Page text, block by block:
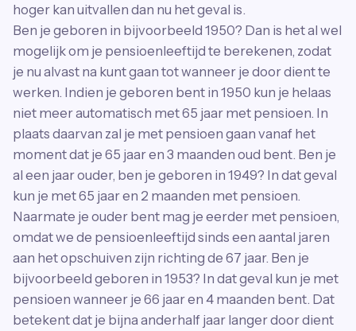
hoger kan uitvallen dan nu het geval is.
Ben je geboren in bijvoorbeeld 1950? Dan is het al wel
mogelijk om je pensioenleeftijd te berekenen, zodat
je nu alvast na kunt gaan tot wanneer je door dient te
werken. Indien je geboren bent in 1950 kun je helaas
niet meer automatisch met 65 jaar met pensioen. In
plaats daarvan zal je met pensioen gaan vanaf het
moment dat je 65 jaar en 3 maanden oud bent. Ben je
al een jaar ouder, ben je geboren in 1949? In dat geval
kun je met 65 jaar en 2 maanden met pensioen.
Naarmate je ouder bent mag je eerder met pensioen,
omdat we de pensioenleeftijd sinds een aantal jaren
aan het opschuiven zijn richting de 67 jaar. Ben je
bijvoorbeeld geboren in 1953? In dat geval kun je met
pensioen wanneer je 66 jaar en 4 maanden bent. Dat
betekent dat je bijna anderhalf jaar langer door dient